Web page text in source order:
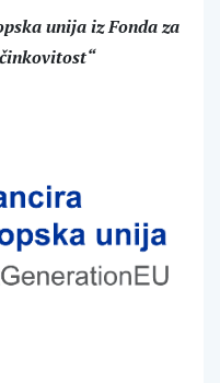
unija iz Fonda za